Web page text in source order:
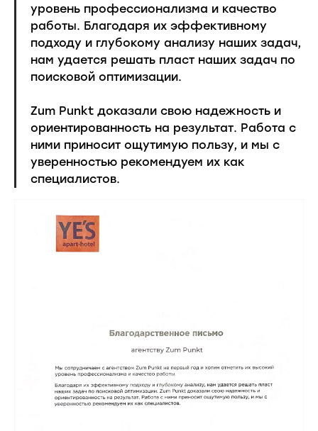
уровень профессионализма и качество
работы. Благодаря их эффективному
подходу и глубокому анализу наших задач,
нам удается решать пласт наших задач по
поисковой оптимизации.
Zum Punkt доказали свою надежность и
ориентированность на результат. Работа с
ними приносит ощутимую пользу, и мы с
уверенностью рекомендуем их как
специалистов.